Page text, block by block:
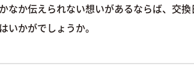
なか伝えられない想いがあるならば、交
いかがでしょうか。